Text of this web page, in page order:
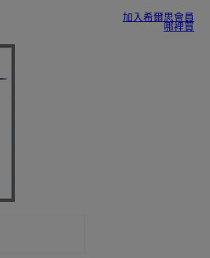
加入希爾思會員
哪裡買